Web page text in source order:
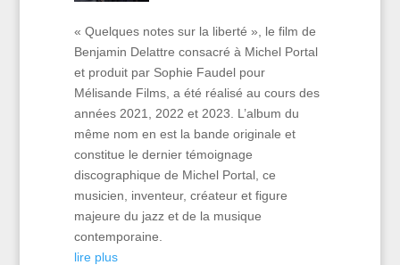
« Quelques notes sur la liberté », le film de
Benjamin Delattre consacré à Michel Portal
et produit par Sophie Faudel pour
Mélisande Films, a été réalisé au cours des
années 2021, 2022 et 2023. L’album du
même nom en est la bande originale et
constitue le dernier témoignage
discographique de Michel Portal, ce
musicien, inventeur, créateur et figure
majeure du jazz et de la musique
contemporaine.
lire plus